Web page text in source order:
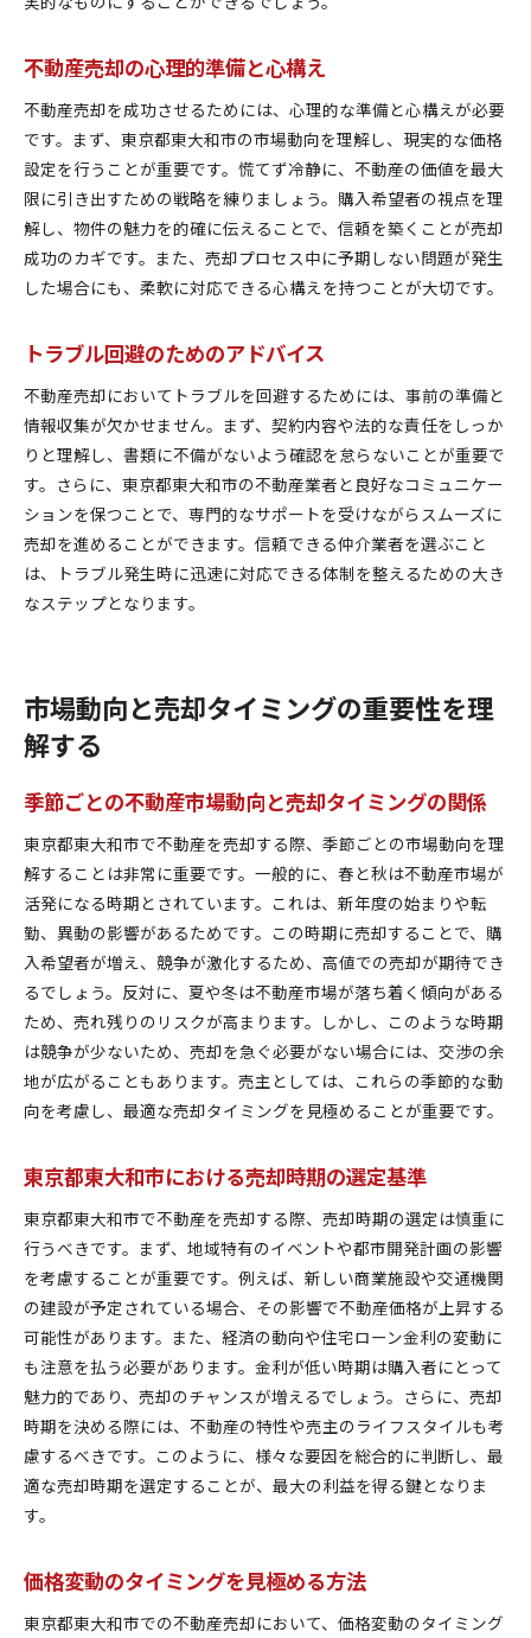
不動産売却の心理的準備と心構え
不動産売却を成功させるためには、心理的な準備と心構えが必要
です。まず、東京都東大和市の市場動向を理解し、現実的な価格
設定を行うことが重要です。慌てず冷静に、不動産の価値を最大
限に引き出すための戦略を練りましょう。購入希望者の視点を理
解し、物件の魅力を的確に伝えることで、信頼を築くことが売却
成功のカギです。また、売却プロセス中に予期しない問題が発生
した場合にも、柔軟に対応できる心構えを持つことが大切です。
トラブル回避のためのアドバイス
不動産売却においてトラブルを回避するためには、事前の準備と
情報収集が欠かせません。まず、契約内容や法的な責任をしっか
りと理解し、書類に不備がないよう確認を怠らないことが重要で
す。さらに、東京都東大和市の不動産業者と良好なコミュニケー
ションを保つことで、専門的なサポートを受けながらスムーズに
売却を進めることができます。信頼できる仲介業者を選ぶこと
は、トラブル発生時に迅速に対応できる体制を整えるための大き
なステップとなります。
市場動向と売却タイミングの重要性を理
解する
季節ごとの不動産市場動向と売却タイミングの関係
東京都東大和市で不動産を売却する際、季節ごとの市場動向を理
解することは非常に重要です。一般的に、春と秋は不動産市場が
活発になる時期とされています。これは、新年度の始まりや転
勤、異動の影響があるためです。この時期に売却することで、購
入希望者が増え、競争が激化するため、高値での売却が期待でき
るでしょう。反対に、夏や冬は不動産市場が落ち着く傾向がある
ため、売れ残りのリスクが高まります。しかし、このような時期
は競争が少ないため、売却を急ぐ必要がない場合には、交渉の余
地が広がることもあります。売主としては、これらの季節的な動
向を考慮し、最適な売却タイミングを見極めることが重要です。
東京都東大和市における売却時期の選定基準
東京都東大和市で不動産を売却する際、売却時期の選定は慎重に
行うべきです。まず、地域特有のイベントや都市開発計画の影響
を考慮することが重要です。例えば、新しい商業施設や交通機関
の建設が予定されている場合、その影響で不動産価格が上昇する
可能性があります。また、経済の動向や住宅ローン金利の変動に
も注意を払う必要があります。金利が低い時期は購入者にとって
魅力的であり、売却のチャンスが増えるでしょう。さらに、売却
時期を決める際には、不動産の特性や売主のライフスタイルも考
慮するべきです。このように、様々な要因を総合的に判断し、最
適な売却時期を選定することが、最大の利益を得る鍵となりま
す。
価格変動のタイミングを見極める方法
東京都東大和市での不動産売却において、価格変動のタイミング